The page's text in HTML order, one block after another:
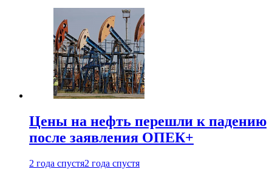
Цены на нефть перешли к падению
после заявления ОПЕК+
2 года спустя2 года спустя